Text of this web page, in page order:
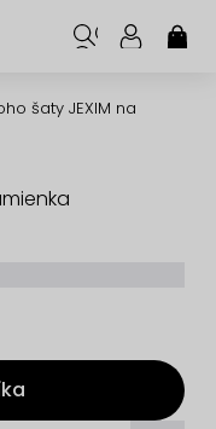
šaty JEXIM na